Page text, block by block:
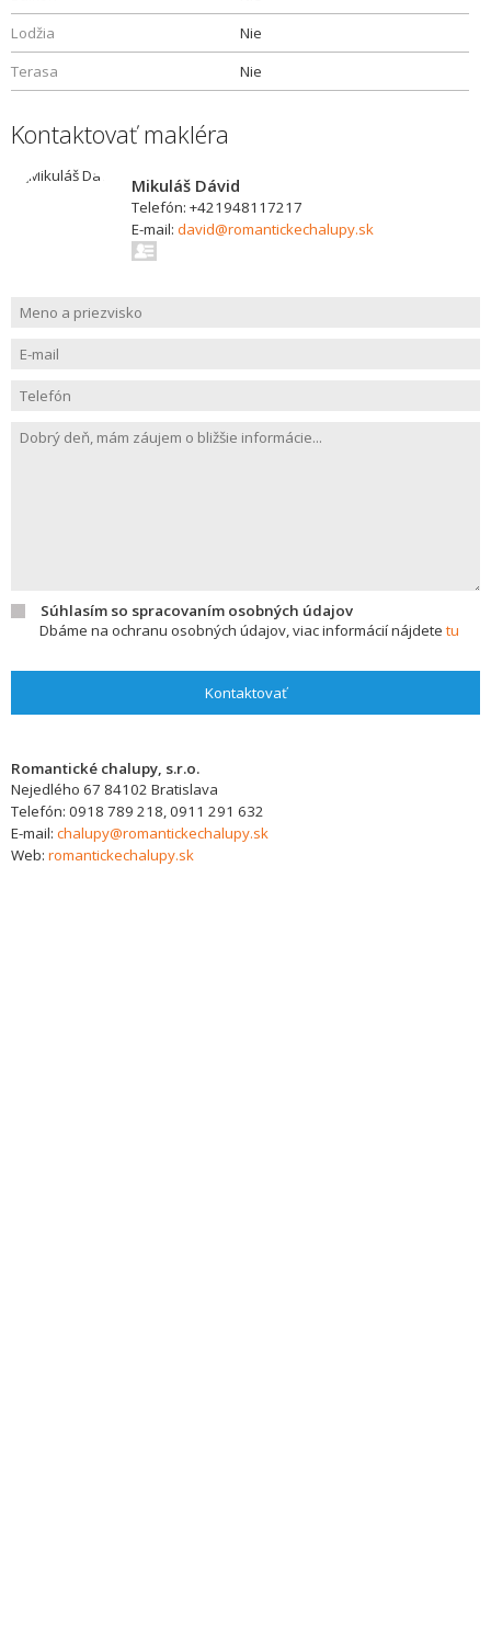
Lodžia
Nie
Terasa
Nie
Kontaktovať makléra
Mikuláš Dávid
Telefón: +421948117217
E-mail: david@romantickechalupy.sk
Súhlasím so spracovaním osobných údajov
Dbáme na ochranu osobných údajov, viac informácií nájdete tu
Kontaktovať
Romantické chalupy, s.r.o.
Nejedlého 67 84102 Bratislava
Telefón: 0918 789 218, 0911 291 632
E-mail: chalupy@romantickechalupy.sk
Web: romantickechalupy.sk